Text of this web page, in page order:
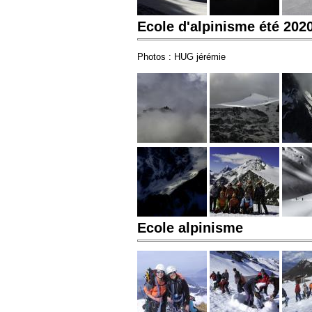
Ecole d'alpinisme été
Photos : HUG jérémie
Ecole alpinisme